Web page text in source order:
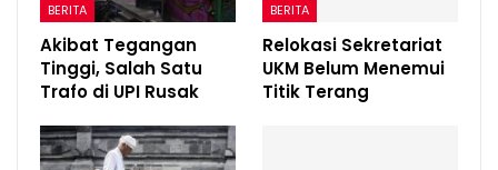
BERITA
Akibat Tegangan
Tinggi, Salah Satu
Trafo di UPI Rusak
BERITA
Relokasi Sekretariat
UKM Belum Menemui
Titik Terang